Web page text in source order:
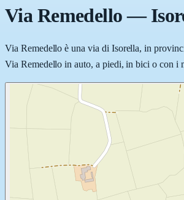
Via Remedello—
Via Remedello è una via di Isorella, in
Via Remedello in auto, a piedi, in bici o con i